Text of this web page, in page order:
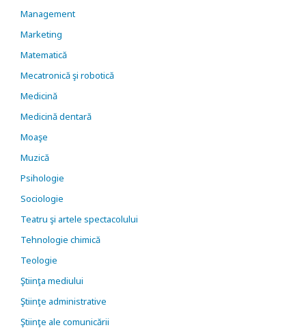
Management
Marketing
Matematică
Mecatronică şi robotică
Medicină
Medicină dentară
Moaşe
Muzică
Psihologie
Sociologie
Teatru şi artele spectacolului
Tehnologie chimică
Teologie
Ştiinţa mediului
Ştiinţe administrative
Ştiinţe ale comunicării